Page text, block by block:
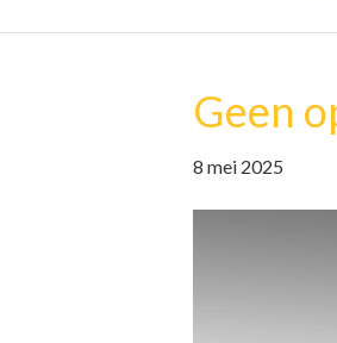
Geen
8 mei 2025